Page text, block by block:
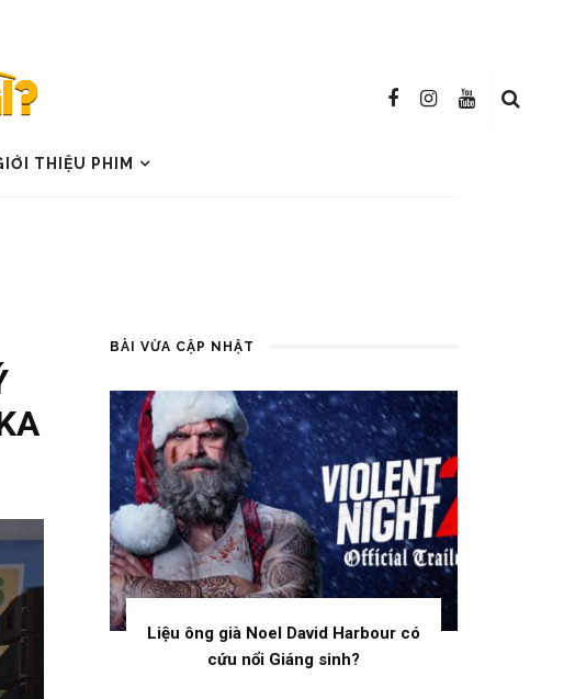
THIỆU PHIM
BÀI VỪA CẬP NHẬT
Liệu ông già Noel David Harbour có
cứu nổi Giáng sinh?